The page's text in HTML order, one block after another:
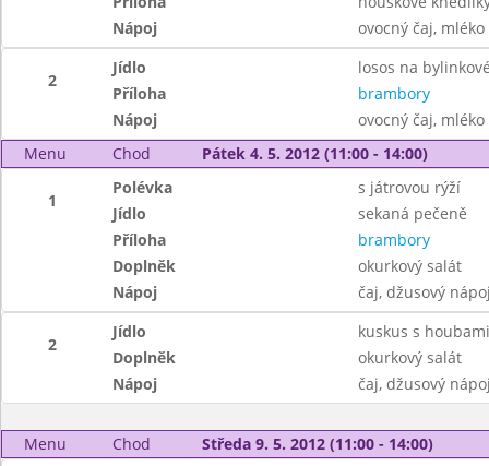
Nápoj
ovocný čaj, mléko
2
Jídlo
losos na
Příloha
brambory
Nápoj
ovocný čaj, mléko
Menu
Chod Pátek 4. 5. 2012 (11:00 - 14:00)
1
Polévka
s játrovou rýží
Jídlo
sekaná pečeně
Příloha
brambory
Doplněk
okurkový salát
Nápoj
čaj, džusový
2
Jídlo
kuskus s
Doplněk
okurkový salát
Nápoj
čaj, džusový
Menu Chod Středa 9. 5. 2012 (11:00 - 14:00)